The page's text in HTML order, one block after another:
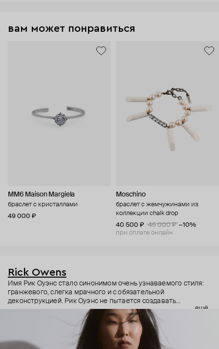
вам может понравиться
MM6 Maison Margiela
браслет с кристаллами
49 000 ₽
Moschino
браслет с жемчужинами из
коллекции chalk drop
40 500 ₽
45 000 ₽ −10%
при оплате онлайн
Rick Owens
Имя Рик Оуэнс стало синонимом очень узнаваемого стиля:
гранжевого, слегка мрачного и с обязательной
деконструкцией. Рик Оуэнс не пытается создавать
трендовое, но будто бы гнет свою линию. Вещи из дорогих
материалов специально делает сразу потрепанными. Не
обновляет коллекции, а перевыпускает по множеству раз
культовые модели бренда. Из показов делает настоящие
перформансы. И да, за такое отношение бренд полюбили во
ещё